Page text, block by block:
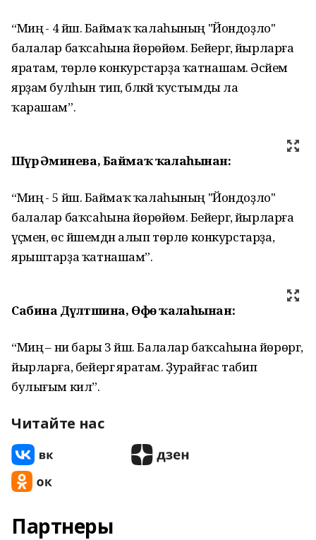
“Миңә - 4 йәш. Баймаҡ ҡалаһының "Йондоҙло"
балалар баҡсаһына йөрөйөм. Бейергә, йырларға
яратам, төрлө конкурстарҙа ҡатнашам. Әсәйемә
ярҙам булһын тип, бәләкәй ҡустымды ла
ҡарашам”.
Шәүрә Әминева, Баймаҡ ҡалаһынан:
“Миңә - 5 йәш. Баймаҡ ҡалаһының "Йондоҙло"
балалар баҡсаһына йөрөйөм. Бейергә, йырларға
әүәҫмен, өс йәшемдән алып төрлө конкурстарҙа,
ярыштарҙа ҡатнашам”.
Сабина Дәүләтшина, Өфө ҡалаһынан:
“Миңә – ни бары 3 йәш. Балалар баҡсаһына йөрөргә,
йырларға, бейергә яратам. Ҙурайғас табип
булығым килә”.
Читайте нас
Партнеры